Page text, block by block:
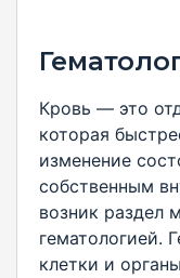
Кровь — это
которая
изменение
собственным
возник раздел
гематологией.
клетки и